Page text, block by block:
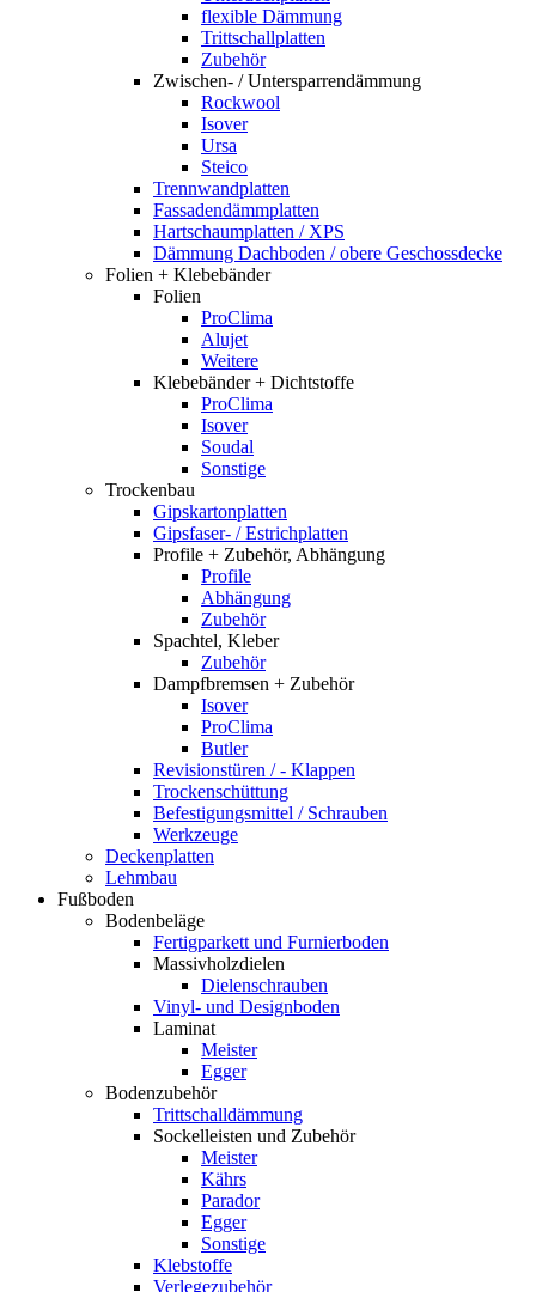
flexible Dämmung
Trittschallplatten
Zubehör
Zwischen- / Untersparrendämmung
Rockwool
Isover
Ursa
Steico
Trennwandplatten
Fassadendämmplatten
Hartschaumplatten / XPS
Dämmung Dachboden / obere Geschossdecke
Folien + Klebebänder
Folien
ProClima
Alujet
Weitere
Klebebänder + Dichtstoffe
ProClima
Isover
Soudal
Sonstige
Trockenbau
Gipskartonplatten
Gipsfaser- / Estrichplatten
Profile + Zubehör, Abhängung
Profile
Abhängung
Zubehör
Spachtel, Kleber
Zubehör
Dampfbremsen + Zubehör
Isover
ProClima
Butler
Revisionstüren / - Klappen
Trockenschüttung
Befestigungsmittel / Schrauben
Werkzeuge
Deckenplatten
Lehmbau
Fußboden
Bodenbeläge
Fertigparkett und Furnierboden
Massivholzdielen
Dielenschrauben
Vinyl- und Designboden
Laminat
Meister
Egger
Bodenzubehör
Trittschalldämmung
Sockelleisten und Zubehör
Meister
Kährs
Parador
Egger
Sonstige
Klebstoffe
Verlegezubehör